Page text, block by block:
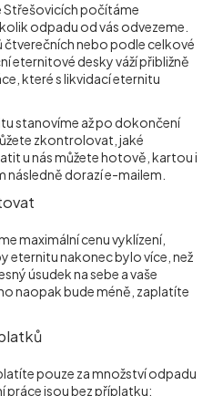
Střešovicích počítáme
odpadu od vás odvezeme.
čtverečních nebo podle celkové
eternitové desky váží přibližně
které s likvidací eternitu
stanovíme až po dokončení
zkontrolovat, jaké
u nás můžete hotově, kartou i
následně dorazí e-mailem.
maximální cenu vyklízení,
eternitu nakonec bylo více, než
úsudek na sebe a vaše
naopak bude méně, zaplatíte
pouze za množství odpadu
práce jsou bez příplatku: